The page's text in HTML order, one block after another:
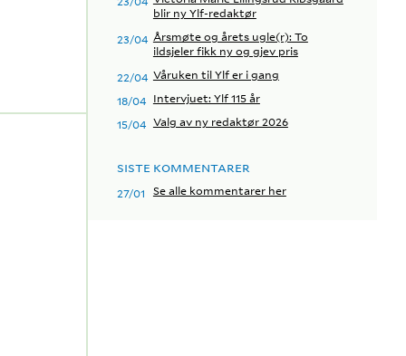
blir ny Ylf-redaktør
23/04 Årsmøte og årets ugle(r): To
ildsjeler fikk ny og gjev pris
22/04 Våruken til Ylf er i gang
18/04 Intervjuet: Ylf 115 år
15/04 Valg av ny redaktør 2026
SISTE KOMMENTARER
27/01 Se alle kommentarer her